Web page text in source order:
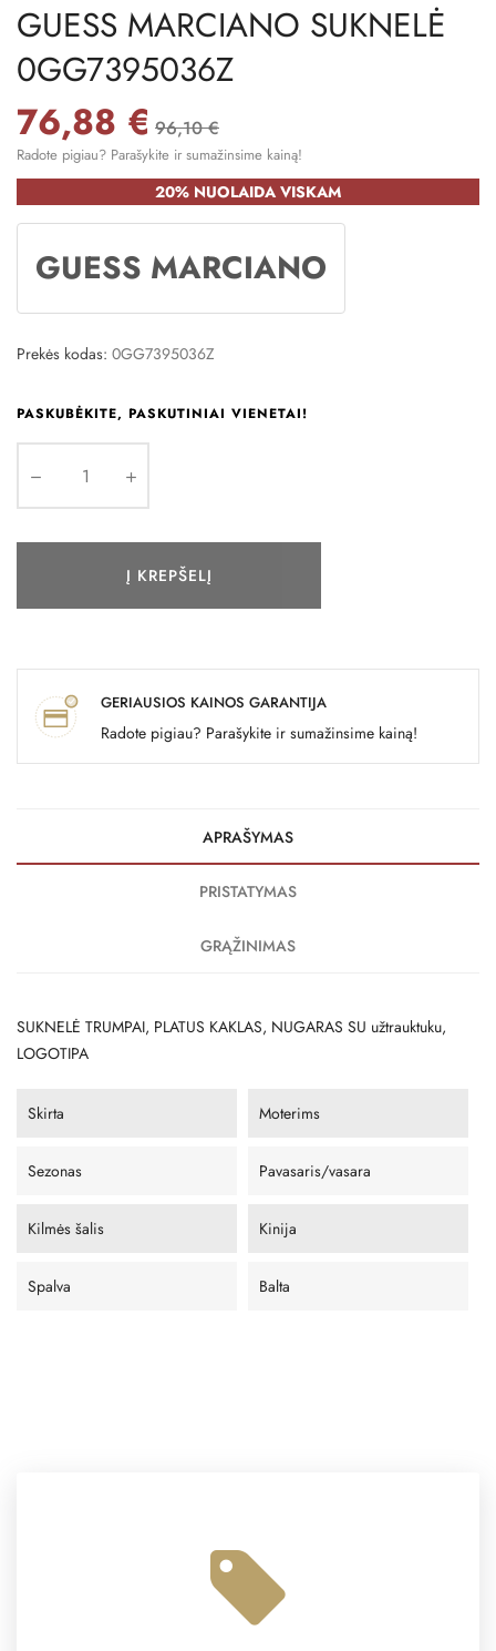
GUESS MARCIANO SUKNELĖ
0GG7395036Z
76,88 € 96,10 €
Radote pigiau? Parašykite ir sumažinsime kainą!
20% NUOLAIDA VISKAM
GUESS MARCIANO
Prekės kodas: 0GG7395036Z
PASKUBĖKITE, PASKUTINIAI VIENETAI!
Į KREPŠELĮ
GERIAUSIOS KAINOS GARANTIJA
Radote pigiau? Parašykite ir sumažinsime kainą!
APRAŠYMAS
PRISTATYMAS
GRĄŽINIMAS
SUKNELĖ TRUMPAI, PLATUS KAKLAS, NUGARAS SU užtrauktuku,
LOGOTIPA
Skirta Moterims
Sezonas Pavasaris/vasara
Kilmės šalis Kinija
Spalva Balta